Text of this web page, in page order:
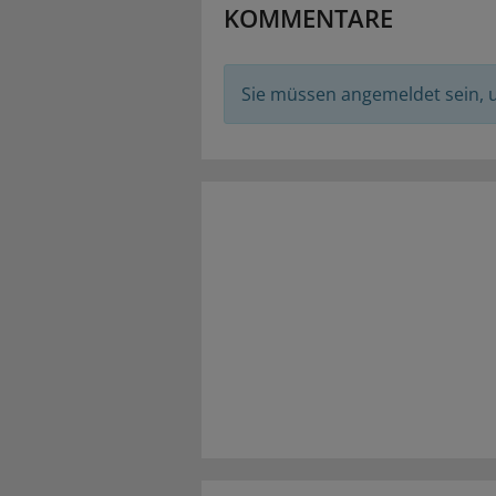
KOMMENTARE
Sie müssen angemeldet